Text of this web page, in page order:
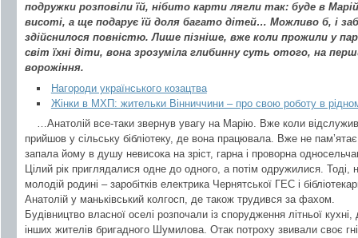
подружки розповіли їй, нібито карти лягли так: буде в
висоті, а ще подарує їй доля багато дітей… Можливо б, і
здійснилося повністю. Лише пізніше, вже коли прожили у
світ їхні діти, вона зрозуміла глибинну суть отого, на
ворожіння.
Нагороди українського козацтва
Жінки в МХП: жительки Вінниччини – про свою роботу в
…Анатолій все-таки звернув увагу на Марію. Вже коли відслужив
прийшов у сільську бібліотеку, де вона працювала. Вже не
запала йому в душу невисока на зріст, гарна і проворна
Цілий рік приглядалися одне до одного, а потім одружилися. Тоді,
молодій родині – заробітків електрика Чернятської ГЕС і
Анатолій у маньківський колгосп, де також трудився за фахом.
Будівництво власної оселі розпочали із спорудження літньої
інших жителів бригадного Шумилова. Отак потроху звивали своє